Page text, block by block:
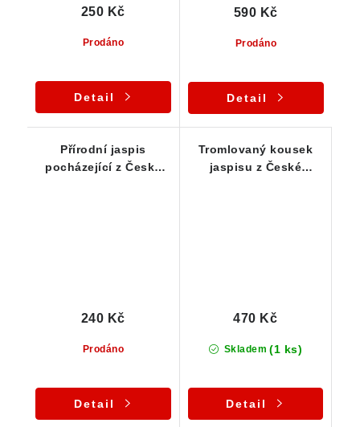
Prodáno
250 Kč
Detail
Prodáno
590 Kč
Detail
Přírodní jaspis
pocházející z České
Prodáno
240 Kč
Detail
Tromlovaný kousek
jaspisu z České
Skladem (1 ks)
470 Kč
Detail